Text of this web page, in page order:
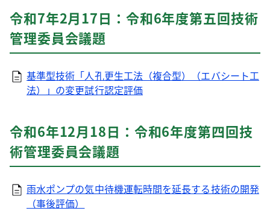
令和7年2月17日：令和6年度第五回技術
管理委員会議題
基準型技術「人孔更生工法（複合型）（エバシート工
法）」の変更試行認定評価
令和6年12月18日：令和6年度第四回技
術管理委員会議題
雨水ポンプの気中待機運転時間を延長する技術の開発
（事後評価）